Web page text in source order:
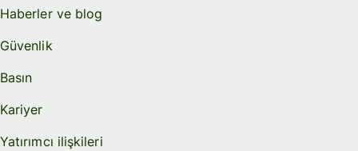
Haberler ve blog
Güvenlik
Basın
Kariyer
Yatırımcı ilişkileri